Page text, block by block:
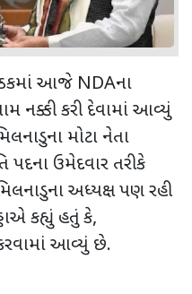
બેઠકમાં આજે NDAના
નક્કી કરી દેવામાં આવ્યું
મોટા નેતા
પદના ઉમેદવાર તરીકે
અધ્યક્ષ પણ રહી
કહ્યું હતું કે,
આવ્યું છે.